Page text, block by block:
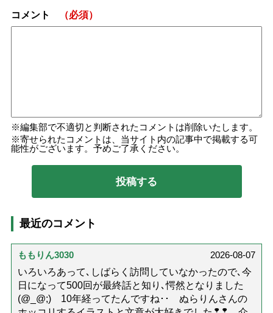
コメント （必須）
編集部で不適切と判断されたコメントは削除いたします。
寄せられたコメントは、当サイト内の記事中で掲載する可
能性がございます。予めご了承ください。
最近のコメント
ももりん3030
2026-08-07
いろいろあって､しばらく訪問していなかったので､今
日になって500回が最終話と知り､愕然となりました
(@_@;) 10年経ってたんですね･･ ぬらりんさんの